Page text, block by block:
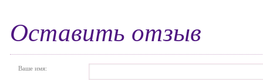
Оставить отзыв
Ваше имя: